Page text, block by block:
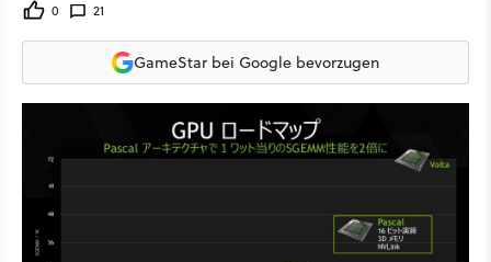
0 21
GameStar bei Google bevorzugen